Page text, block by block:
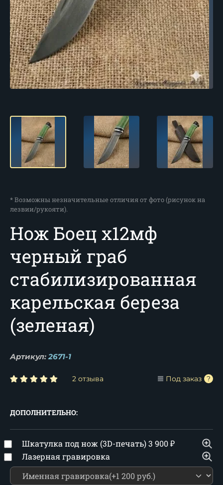
* Возможны незначительные отличия от фото (рисунок на
лезвии/рукояти).
Нож Боец х12мф
черный граб
стабилизированная
карельская береза
(зеленая)
Артикул: 2671-1
2 отзыва Под заказ
ДОПОЛНИТЕЛЬНО:
Шкатулка под нож (3D-печать)3 900₽
Лазерная гравировка